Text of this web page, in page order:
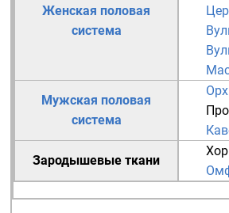
Женская половая
система
Мужская половая
система
Зародышевые ткани